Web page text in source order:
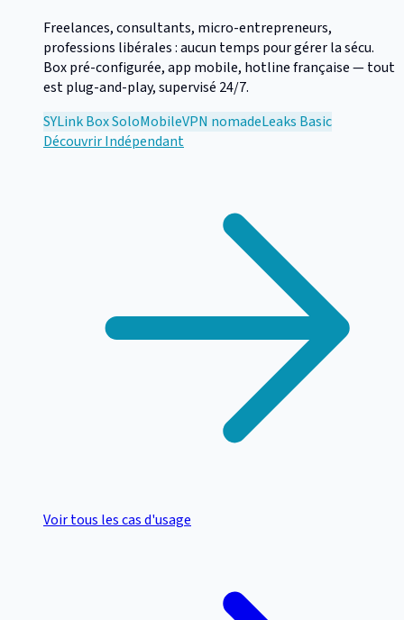
Freelances, consultants, micro-entrepreneurs,
professions libérales : aucun temps pour gérer la sécu.
Box pré-configurée, app mobile, hotline française — tout
est plug-and-play, supervisé 24/7.
SYLink Box SoloMobileVPN nomadeLeaks Basic
DécouvrirIndépendant
Voir tous les cas d'usage